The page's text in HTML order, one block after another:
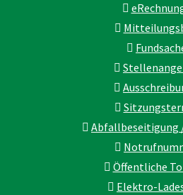
Abfallbeseitigung
Öffentliche
Elektro-